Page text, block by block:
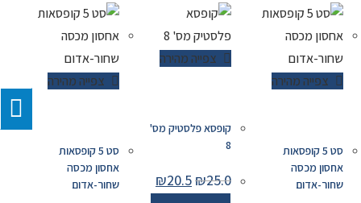
צפייה מהירה
סט 5 קופסאות
אחסון מכסה
שחור-אדום
צפייה מהירה
קופסא פלסטיק מס'
8
₪25.0
₪20.5
צפייה מהירה
סט 5 קופסאות
אחסון מכסה
שחור-אדום